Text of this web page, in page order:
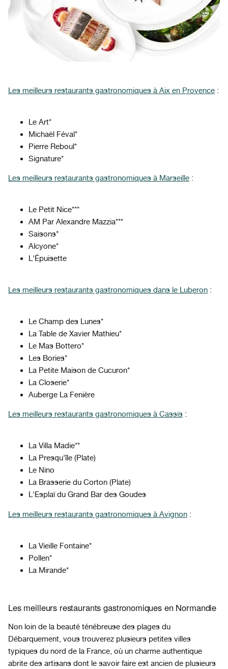
Les meilleurs restaurants gastronomiques à Aix en Provence :
Le Art*
Michaël Féval*
Pierre Reboul*
Signature*
Les meilleurs restaurants gastronomiques à Marseille :
Le Petit Nice***
AM Par Alexandre Mazzia***
Saisons*
Alcyone*
L'Épuisette
Les meilleurs restaurants gastronomiques dans le Luberon :
Le Champ des Lunes*
La Table de Xavier Mathieu*
Le Mas Bottero*
Les Bories*
La Petite Maison de Cucuron*
La Closerie*
Auberge La Fenière
Les meilleurs restaurants gastronomiques à Cassis :
La Villa Madie**
La Presqu'île (Plate)
Le Nino
La Brasserie du Corton (Plate)
L'Esplaï du Grand Bar des Goudes
Les meilleurs restaurants gastronomiques à Avignon :
La Vieille Fontaine*
Pollen*
La Mirande*
Les meilleurs restaurants gastronomiques en Normandie
Non loin de la beauté ténébreuse des plages du
Débarquement, vous trouverez plusieurs petites villes
typiques du nord de la France, où un charme authentique
abrite des artisans dont le savoir faire est ancien de plusieurs